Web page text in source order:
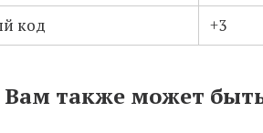
код
+3
Вам также может